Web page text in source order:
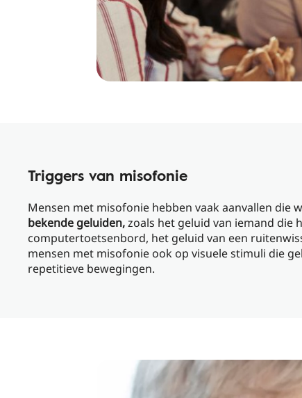
Triggers van misofonie
Mensen met misofonie hebben vaak aanvallen die
bekende geluiden,zoals het geluid van iemand die
computertoetsenbord, het geluid van een
mensen met misofonie ook op visuele stimuli die
repetitieve bewegingen.